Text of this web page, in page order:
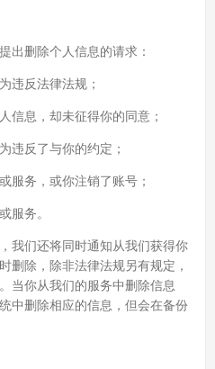
出删除个人信息的请求：
违反法律法规；
信息，却未征得你的同意；
违反了与你的约定；
服务，或你注销了账号；
服务。
我们还将同时通知从我们获得你
删除，除非法律法规另有规定，
当你从我们的服务中删除信息
中删除相应的信息，但会在备份